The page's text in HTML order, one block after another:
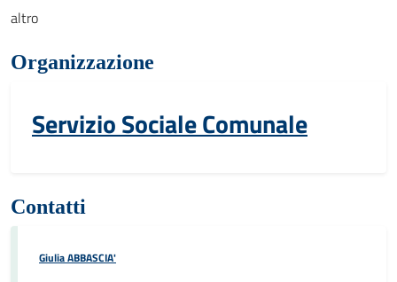
altro
Organizzazione
Servizio Sociale Comunale
Contatti
Giulia ABBASCIA'